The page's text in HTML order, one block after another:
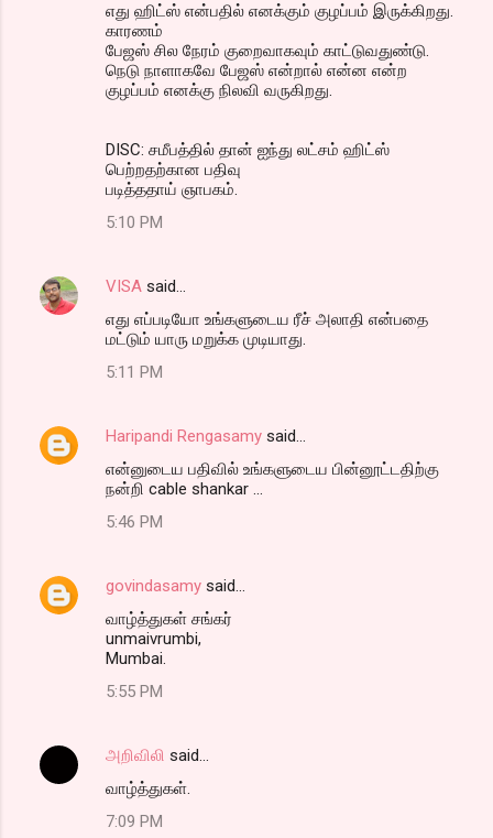
எது ஹிட்ஸ் என்பதில் எனக்கும் குழப்பம் இருக்கிறது.
காரணம்
பேஜஸ் சில நேரம் குறைவாகவும் காட்டுவதுண்டு.
நெடு நாளாகவே பேஜஸ் என்றால் என்ன என்ற
குழப்பம் எனக்கு நிலவி வருகிறது.
DISC: சமீபத்தில் தான் ஐந்து லட்சம் ஹிட்ஸ்
பெற்றதற்கான பதிவு
படித்ததாய் ஞாபகம்.
5:10 PM
VISA said…
எது எப்படியோ உங்களுடைய ரீச் அலாதி என்பதை
மட்டும் யாரு மறுக்க முடியாது.
5:11 PM
Haripandi Rengasamy said…
என்னுடைய பதிவில் உங்களுடைய பின்னூட்டதிற்கு
நன்றி cable shankar ...
5:46 PM
govindasamy said…
வாழ்த்துகள் சங்கர்
unmaivrumbi,
Mumbai.
5:55 PM
அறிவிலி said…
வாழ்த்துகள்.
7:09 PM